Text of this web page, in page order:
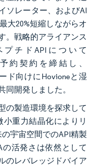
ソレーター、およびAI
大20%短縮しながらオ
。戦略的アライアンス
チドAPIについて
約契約を締結し、
ド向けにHovioneと湿
同開発しました。
の製造環境を探求して
小重力結晶化によりリ
宇宙空間でのAPI精製
活発さは依然として
のレバレッジドバイア